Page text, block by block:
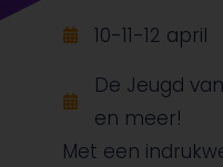
10-11-12 april
De Jeugd
en meer!
Met een